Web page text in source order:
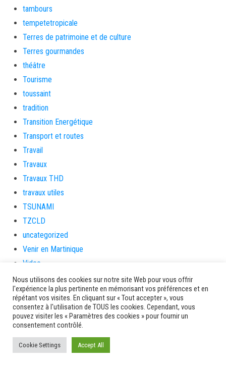
tambours
tempetetropicale
Terres de patrimoine et de culture
Terres gourmandes
théâtre
Tourisme
toussaint
tradition
Transition Energétique
Transport et routes
Travail
Travaux
Travaux THD
travaux utiles
TSUNAMI
TZCLD
uncategorized
Venir en Martinique
Video
vidététladjéko
Vie Municipale
Viechere
vigilanceROUGE
Village artisanal et commercial
Nous utilisons des cookies sur notre site Web pour vous offrir
l'expérience la plus pertinente en mémorisant vos préférences et en
répétant vos visites. En cliquant sur « Tout accepter », vous
consentez à l'utilisation de TOUS les cookies. Cependant, vous
pouvez visiter les « Paramètres des cookies » pour fournir un
consentement contrôlé.
Cookie Settings Accept All